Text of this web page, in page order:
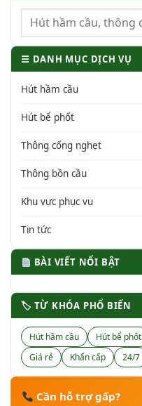
☰ DANH MỤC DỊCH VỤ
Hút hầm cầu
Hút bể phốt
Thông cống nghẹt
Thông bồn cầu
Khu vực phục vụ
Tin tức
BÀI VIẾT NỔI BẬT
🏷 TỪ KHÓA PHỔ BIẾN
Hút hầm cầu Hút bể phốt
Giá rẻ
Khẩn cấp 24/7
Cần hỗ trợ gấp?